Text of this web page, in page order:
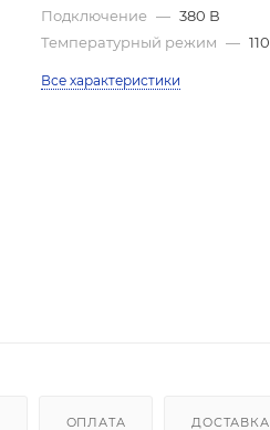
Подключение — 380 В
Температурный режим — 110
Все характеристики
ОПЛАТА ДОСТАВКА